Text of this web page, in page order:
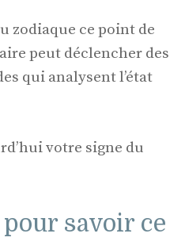
zodiaque ce point de
peut déclencher des
qui analysent l’état
votre signe du
savoir ce